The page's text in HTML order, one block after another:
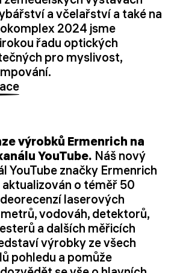
a včelařství a také na
2024 jsme
řadu optických
pro myslivost,
výrobků Ermenrich na
YouTube. Náš nový
YouTube značky Ermenrich
o téměř 50
laserových
vodováh, detektorů,
a dalších měřicích
výrobky ze všech
pohledu a pomůže